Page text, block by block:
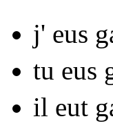
j' eus
tu eus
il eut